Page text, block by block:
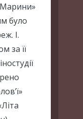
було
І.
за її